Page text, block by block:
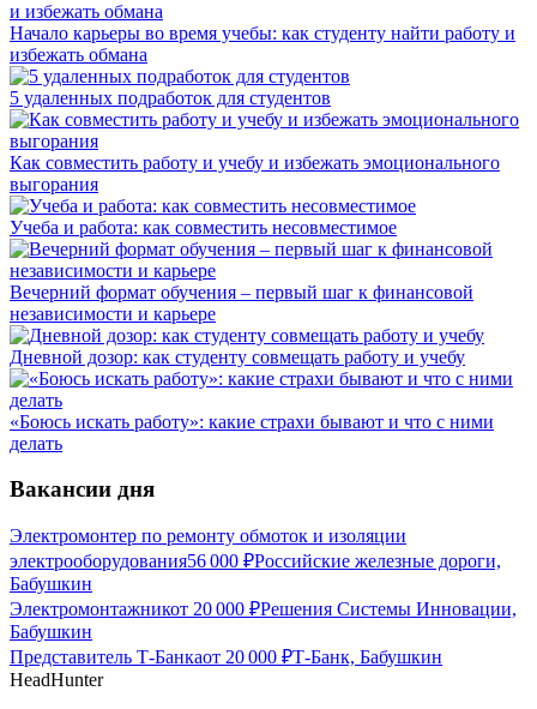
Начало карьеры во время учебы: как студенту найти работу и
избежать обмана
5 удаленных подработок для студентов
Как совместить работу и учебу и избежать эмоционального
выгорания
Учеба и работа: как совместить несовместимое
Вечерний формат обучения – первый шаг к финансовой
независимости и карьере
Дневной дозор: как студенту совмещать работу и учебу
«Боюсь искать работу»: какие страхи бывают и что с ними
делать
Вакансии дня
Электромонтер по ремонту обмоток и изоляции
электрооборудования56 000 ₽Российские железные дороги,
Бабушкин
Электромонтажникот 20 000 ₽Решения Системы Инновации,
Бабушкин
Представитель Т-Банкаот 20 000 ₽Т-Банк, Бабушкин
HeadHunter